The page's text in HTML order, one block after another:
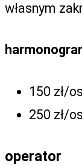
własnym
150 zł/
250 zł/
operator